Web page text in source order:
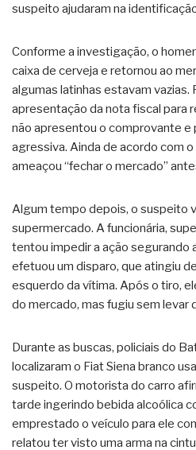
suspeito ajudaram na
Conforme a investigação, o
caixa de cerveja e retornou ao
algumas latinhas estavam vazias.
apresentação da nota fiscal para
não apresentou o comprovante e
agressiva. Ainda de acordo com
ameaçou “fechar o mercado”
Algum tempo depois, o suspeito
supermercado. A funcionária,
tentou impedir a ação segurando
efetuou um disparo, que atingiu
esquerdo da vítima. Após o tiro,
do mercado, mas fugiu sem levar
Durante as buscas, policiais do
localizaram o Fiat Siena branco
suspeito. O motorista do carro
tarde ingerindo bebida alcoólica
emprestado o veículo para ele
relatou ter visto uma arma na